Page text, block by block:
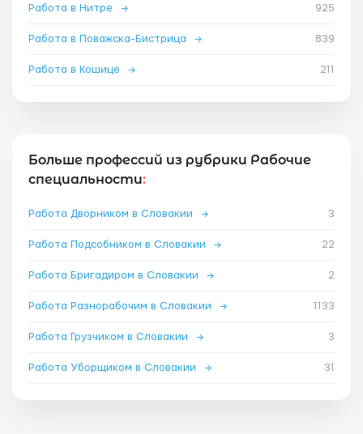
Работа в Нитре → 925
Работа в Поважска-Бистрица → 839
Работа в Кошице → 211
Больше профессий из рубрики Рабочие
специальности:
Работа Дворником в Словакии → 3
Работа Подсобником в Словакии → 22
Работа Бригадиром в Словакии → 2
Работа Разнорабочим в Словакии → 1133
Работа Грузчиком в Словакии → 3
Работа Уборщиком в Словакии → 31